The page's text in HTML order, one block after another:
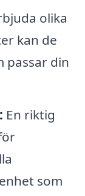
olika
kan de
passar din
En riktig
som